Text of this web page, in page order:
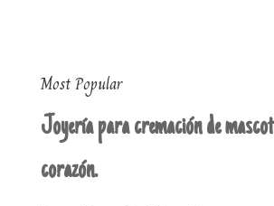
Most Popular
Joyería para cremación de
corazón.